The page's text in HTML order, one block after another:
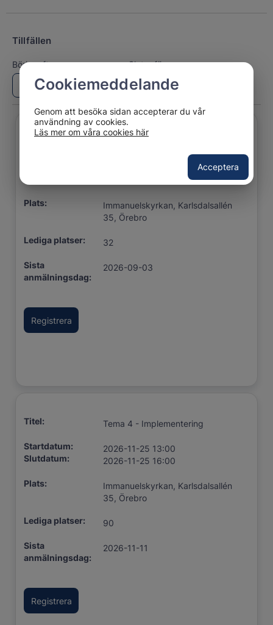
Tillfällen
Börjar efter: Slutar före:
Plats:
Immanuelskyrkan, Karlsdalsallén
35, Örebro
Lediga platser: 32
Sista
anmälningsdag:
2026-09-03
Titel: Tema 4 - Implementering
Startdatum:
Slutdatum:
2026-11-25 13:00
2026-11-25 16:00
Plats:
Immanuelskyrkan, Karlsdalsallén
35, Örebro
Lediga platser: 90
Sista
anmälningsdag:
2026-11-11
Cookiemeddelande
Genom att besöka sidan accepterar du vår
användning av cookies.
Läs mer om våra cookies här
Acceptera